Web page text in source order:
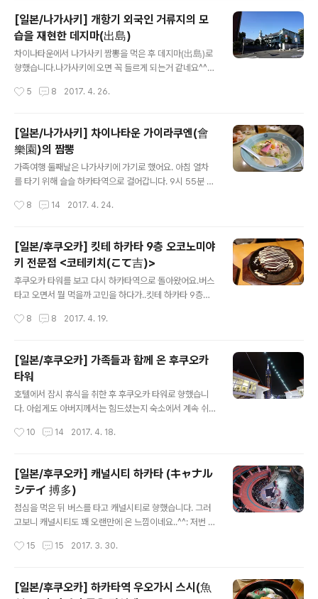
고양이..너무 잘 자고 있네요 ㅋㅋ 그리고 글로버공원(구라
바엔)에 들어왔습니다.저번에 왔을때는 저택이 공사중이었
는데, 공사가 끝나니 말끔해졌네요^^ 앞에 있는 연못의 커
다란 잉어도 그대로 있고.. 저택 위에서 내려다 보는 풍경이
정말 멋있습니다^^공사 전에는 삐그덕 거려서 정말 불안했
온 곳이라 특별할게 없지만..^^:그래도 바다 풍경과 정원 분
[일본/나가사키] 개항기 외국인 거류지의 모
습을 재현한 데지마(出島)
차이나타운에서 나가사키 짬뽕을 먹은 후 데지마(出島)로
향했습니다.나가사키에 오면 꼭 들르게 되는거 같네요^^:
걸어가면 데지마 후문이 나옵니다.그러고보니 후문으로 입
정반대가 되었습니다 ㅋㅋ 데지마 옛 모습을 축소해놓은
모습도 있고.. 여기가 아마 옛 정문일텐데..이곳도 옛날 모
습처럼 실제로 바깥과 연결을 하려는거 같더라구요^^ 그동
안 공사를 진행중이던 곳이 모두 새롭게 개장했습니다. 그
래서 딱 봐도 새것 느낌이 가득한 전시관을 보실 수 있습니
데,이제는 완료되서 깔끔하고 좋네요^^ 당시 여기에 살던
5 8 2017. 4. 26.
[일본/나가사키] 차이나타운 가이라쿠엔(會
樂園)의 짬뽕
가족여행 둘째날은 나가사키에 가기로 했어요. 아침 열차
를 타기 위해 슬슬 하카타역으로 걸어갑니다. 9시 55분 나
동안 열차를 타고 나가사키역에 도착! 어디를 먼저 갈까 하
뽕을 먹기로 합니다. 나가사키역도 뭔가 많이 꾸며놓은거
같더라구요. 7명이다보니 일일이 정산하기 귀찮아서 그냥
노면열차 1일 패스권을 구입했습니다..^^: 노면열차를 타고
츠키마치(築町)까지 이동합니다. 그리고 조금만 걸어가면
바로 차이나타운입니다^^ 신년이라 그런지 생각보단 사람
로 인기가 있는 곳 같더라구요.. 그리고 제가 처음으로 나가
8 14 2017. 4. 24.
[일본/후쿠오카] 킷테 하카타 9층 오코노미야
키 전문점 <코테키치(こて吉)>
후쿠오카 타워를 보고 다시 하카타역으로 돌아왔어요.버스
타고 오면서 뭘 먹을까 고민을 하다가..킷테 하카타 9층에
다 먹고 나와서 찍은거라 영업종료라고 써있네요..^^: 사실
은 줄을 서고 있었어요.그리고 모시고 오니 때마침 자리를
배정받아서.. 타이밍이 딱 맞았네요 ㅎㅎ 한국어 메뉴가 있
기 때문에 주문에 전혀 문제가 없었습니다.게다가 메뉴에
표시된 가격이 세금포함 가격이라 헷갈리지 않더라구요^^
영업시간은 11시~23시까지,마지막 주문은 요리는 22시,
되어 있습니다 ㅎㅎ각종 철판요리들이 있구요.. 간단한 일
8 8 2017. 4. 19.
[일본/후쿠오카] 가족들과 함께 온 후쿠오카
타워
호텔에서 잠시 휴식을 취한 후 후쿠오카 타워로 향했습니
다. 아쉽게도 아버지께서는 힘드셨는지 숙소에서 계속 쉬
류장에서 306버스를 계속 기다리는데.. 계속 버스가 안오
많은 사람들이 대기중.. 그래서 이거 어쩐다 싶은 와중에..
후쿠오카 여행을 오면 항상 이용하는 실시간 버스 상황을
알려주는 사이트에서 검색! http://jik.nishitetsu.jp/men
u?lang=ko 위의 링크로 들어가서 지명을 영어로 대충 검
색하면 어느정도 맞춰서 찾으실 수 있습니다. 찾아보니 바
을 확인! 그리고 버스가 바로 오길래 기사 아저씨께 물어보
10 14 2017. 4. 18.
[일본/후쿠오카] 캐널시티 하카타 (キャナル
シテイ 搏多)
점심을 먹은 뒤 버스를 타고 캐널시티로 향했습니다. 그러
고보니 캐널시티도 꽤 오랜만에 온 느낌이네요..^^: 저번 여
핑몰이기도 하고 실제로 쇼핑도 좀 하기 위해서 들렀어요^
지 사람들이 꽤 많았습니다. 아! 물론 중국인 관광객이 상당
히 많긴 했지만..^^: 때마침 중앙 무대에서 행사중인데.. 외
15 15 2017. 3. 30.
[일본/후쿠오카] 하카타역 우오가시 스시(魚